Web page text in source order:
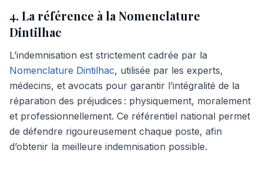
4. La référence à la Nomenclature
Dintilhac
L’indemnisation est strictement cadrée par la
Nomenclature Dintilhac, utilisée par les experts,
médecins, et avocats pour garantir l’intégralité de la
réparation des préjudices : physiquement, moralement
et professionnellement. Ce référentiel national permet
de défendre rigoureusement chaque poste, afin
d’obtenir la meilleure indemnisation possible.